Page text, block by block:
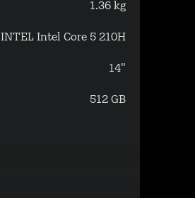
1.36 kg
INTEL Intel Core 5 210H
14"
512 GB